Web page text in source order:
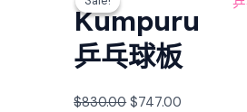
Kumpuru
乒乓球板
$830.00
was:
$830.00.
$747.00
is:
$747.00.